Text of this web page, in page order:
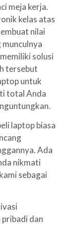
meja kerja.
kelas atas
nilai
solusi
tersebut
untuk
total Anda
laptop biasa
Ada
nikmati
sebagai
dan